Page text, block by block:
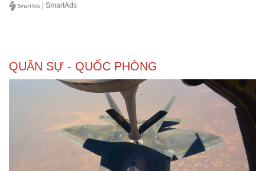
| SmartAds
QUÂN SỰ - QUỐC PHÒNG